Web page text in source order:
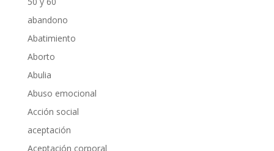
abandono
Abatimiento
Aborto
Abulia
Abuso emocional
Acción social
aceptación
Aceptación corporal